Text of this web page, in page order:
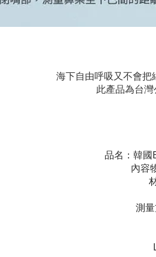
海下自由呼吸又不會
此產品為台
品名：韓國
內容
測